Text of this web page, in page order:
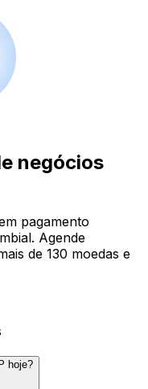
negócios
pagamento
Agende
de 130 moedas e
hoje?